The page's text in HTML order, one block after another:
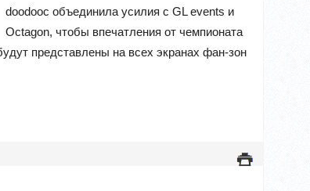
doodooc объединила усилия с GL events и
Octagon, чтобы впечатления от чемпионата
представлены на всех экранах фан-зон